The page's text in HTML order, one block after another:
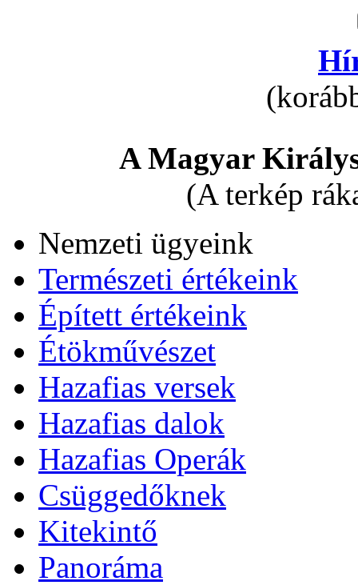
A Magyar
(A terkép
Nemzeti ügyeink
Természeti értékeink
Épített értékeink
Étökművészet
Hazafias versek
Hazafias dalok
Hazafias Operák
Csüggedőknek
Kitekintő
Panoráma